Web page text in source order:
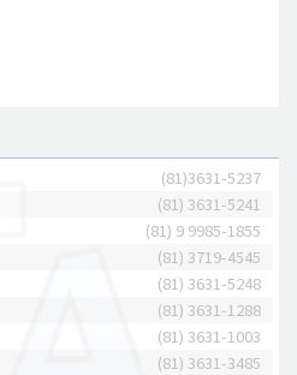
(81)3631-5237
(81) 3631-5241
(81) 9 9985-1855
(81) 3719-4545
(81) 3631-5248
(81) 3631-1288
(81) 3631-1003
(81) 3631-3485